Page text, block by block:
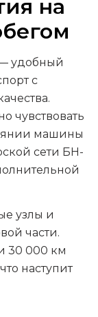
на
удобный
с
чувствовать
машины
сети БН-
узлы и
части.
30 000 км
наступит